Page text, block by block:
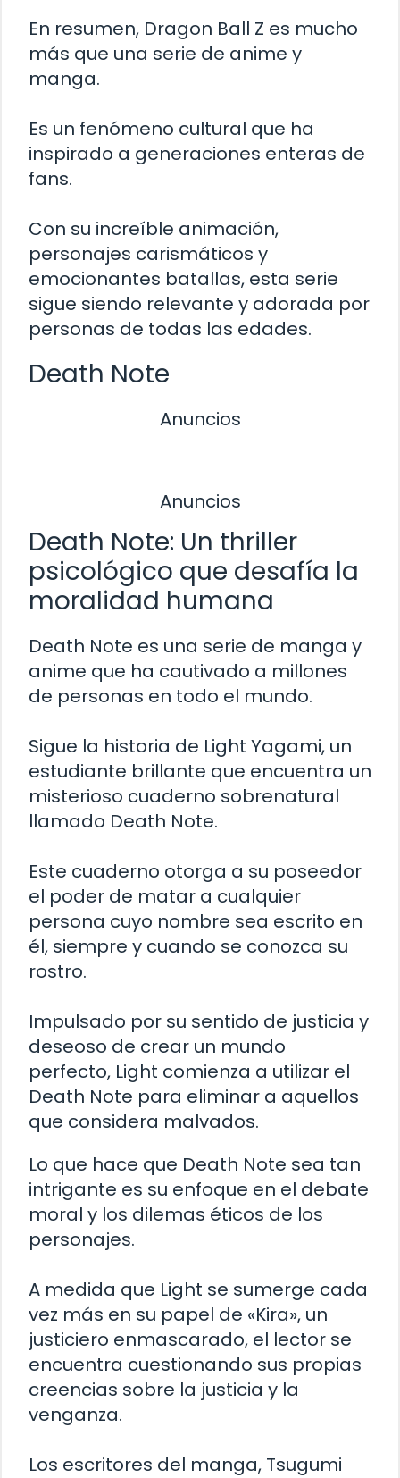
En resumen, Dragon Ball Z es mucho
más que una serie de anime y
manga.
Es un fenómeno cultural que ha
inspirado a generaciones enteras de
fans.
Con su increíble animación,
personajes carismáticos y
emocionantes batallas, esta serie
sigue siendo relevante y adorada por
personas de todas las edades.
Death Note
Anuncios
Anuncios
Death Note: Un thriller
psicológico que desafía la
moralidad humana
Death Note es una serie de manga y
anime que ha cautivado a millones
de personas en todo el mundo.
Sigue la historia de Light Yagami, un
estudiante brillante que encuentra un
misterioso cuaderno sobrenatural
llamado Death Note.
Este cuaderno otorga a su poseedor
el poder de matar a cualquier
persona cuyo nombre sea escrito en
él, siempre y cuando se conozca su
rostro.
Impulsado por su sentido de justicia y
deseoso de crear un mundo
perfecto, Light comienza a utilizar el
Death Note para eliminar a aquellos
que considera malvados.
Lo que hace que Death Note sea tan
intrigante es su enfoque en el debate
moral y los dilemas éticos de los
personajes.
A medida que Light se sumerge cada
vez más en su papel de «Kira», un
justiciero enmascarado, el lector se
encuentra cuestionando sus propias
creencias sobre la justicia y la
venganza.
Los escritores del manga, Tsugumi